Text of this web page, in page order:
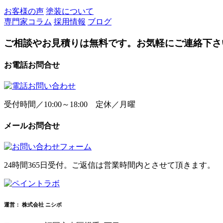
お客様の声 塗装について
専門家コラム 採用情報 ブログ
ご相談やお見積りは無料です。お気軽にご連絡下
お電話お問合せ
受付時間／10:00～18:00 定休／月曜
メールお問合せ
24時間365日受付。ご返信は営業時間内とさせて頂きます。
運営： 株式会社 ニシボ